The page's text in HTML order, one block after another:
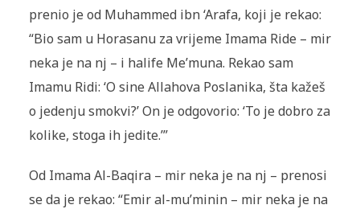
prenio je od Mu­hammed ibn ‘Arafa, koji je rekao:
“Bio sam u Horasanu za vrijeme Imama Ride – mir
neka je na nj – i halife Me’muna. Rekao sam
Imamu Ridi: ‘O sine Allahova Poslanika, šta kažeš
o jedenju smokvi?’ On je odgovorio: ‘To je dobro za
kolike, stoga ih jedite.’”
Od Imama Al-Baqira – mir neka je na nj – prenosi
se da je rekao: “Emir al-mu’minin – mir neka je na